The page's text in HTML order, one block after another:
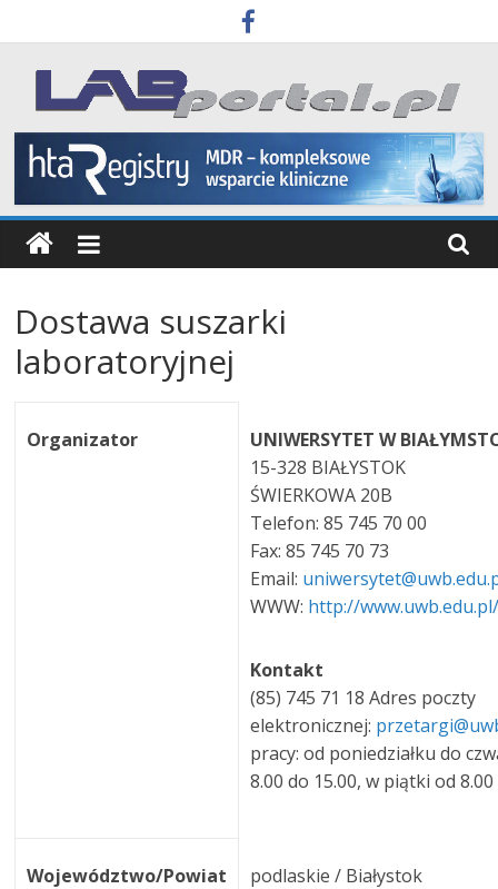
to
content
Labportal
Laboratoria
Aparatura
Badania
Dostawa suszarki
laboratoryjnej
Organizator
UNIWERSYTET W
15-328 BIAŁYSTOK
ŚWIERKOWA 20B
Telefon: 85 745 70 00
Fax: 85 745 70 73
Email:
WWW: http://
Kontakt
(85) 745 71 18 Adres poczty
elektronicznej:
pracy: od poniedziałku do
8.00 do 15.00, w piątki od 8.00
Województwo/Powiat podlaskie / Białystok